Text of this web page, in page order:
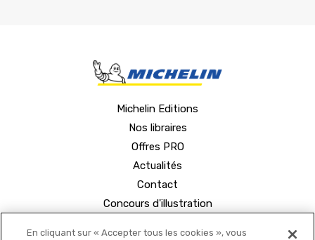
Michelin Editions
Nos libraires
Offres PRO
Actualités
Contact
Concours d'illustration
En cliquant sur « Accepter tous les cookies », vous